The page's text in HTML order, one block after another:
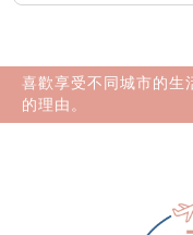
喜歡享受不同城市的生
的理由。